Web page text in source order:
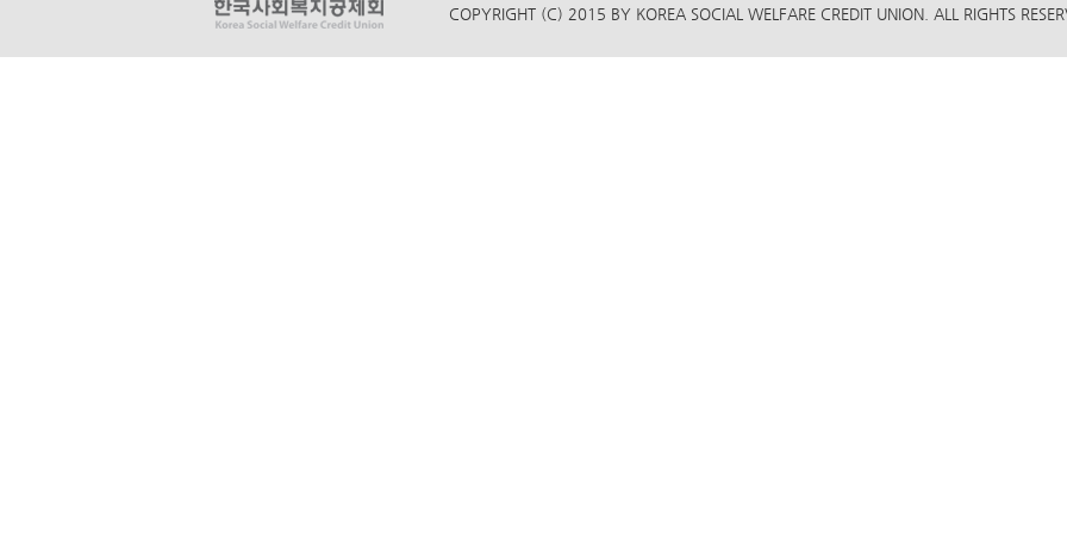
COPYRIGHT (C) 2015 BY KOREA SOCIAL WELFARE CREDIT UNION. ALL RIGHTS